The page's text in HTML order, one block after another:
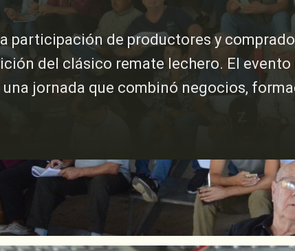
participación de productores y
del clásico remate lechero. El
una jornada que combinó negocios,
abril, la ciudad de Esperanza fue